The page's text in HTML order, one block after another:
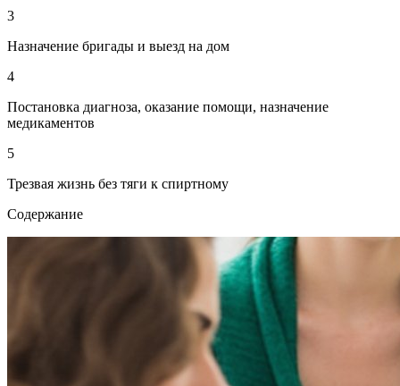
3
Назначение бригады и выезд на дом
4
Постановка диагноза, оказание помощи, назначение
медикаментов
5
Трезвая жизнь без тяги к спиртному
Содержание